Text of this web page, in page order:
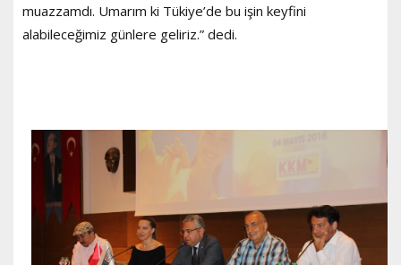
muazzamdı. Umarım ki Tükiye’de bu işin keyfini
alabileceğimiz günlere geliriz.” dedi.